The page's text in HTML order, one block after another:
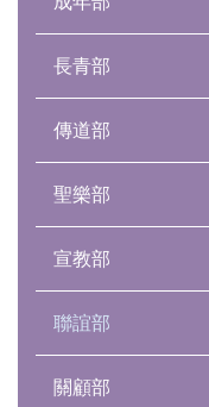
長青部
傳道部
聖樂部
宣教部
聯誼部
關顧部